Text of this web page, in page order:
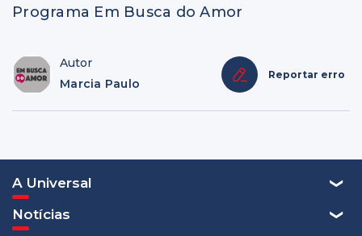
Programa Em Busca do Amor
Autor
Marcia Paulo
Reportar erro
A Universal
Notícias